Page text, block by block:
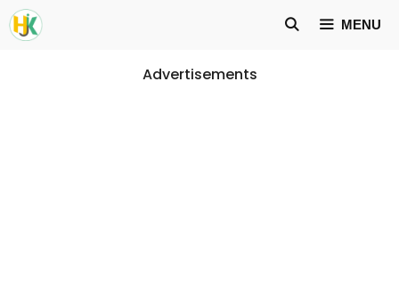
Skip
to
MENU
Advertisements